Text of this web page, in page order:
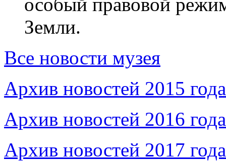
Земли.
Все новости музея
Архив новостей 2015 года
Архив новостей 2016 года
Архив новостей 2017 года